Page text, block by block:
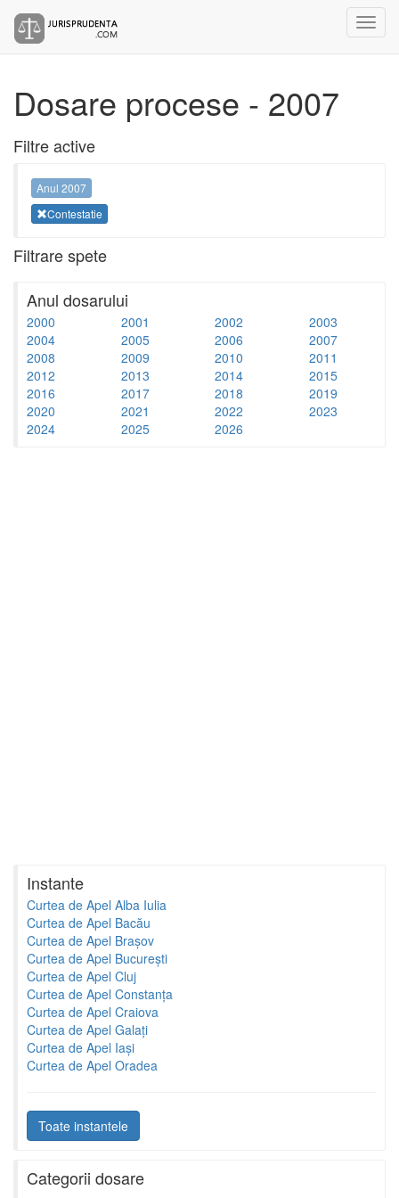
Dosare procese - 2007
Filtre active
Anul 2007
Contestatie
Filtrare spete
Anul dosarului
2000 2001 2002
2003
2004
2005 2006
2007
2008
2009 2010
2011
2012
2013 2014
2015
2016
2017 2018
2019
2020
2021 2022
2023
2024
2025 2026
Instante
Curtea de Apel Alba Iulia
Curtea de Apel Bacău
Curtea de Apel Brașov
Curtea de Apel București
Curtea de Apel Cluj
Curtea de Apel Constanța
Curtea de Apel Craiova
Curtea de Apel Galați
Curtea de Apel Iași
Curtea de Apel Oradea
Toate instantele
Categorii dosare